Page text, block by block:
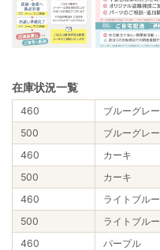
在庫状況一覧
460 ブルーグレー
500
ブルーグレー
460
カーキ
500
カーキ
460
ライトブルー
500
ライトブルー
460
パープル